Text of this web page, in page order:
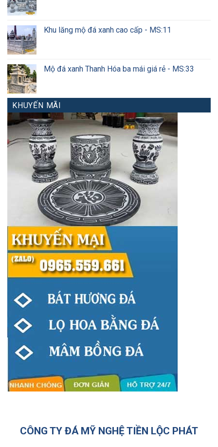
Khu lăng mộ đá xanh cao cấp - MS:11
Mộ đá xanh Thanh Hóa ba mái giá rẻ - MS:33
KHUYẾN MÃI
CÔNG TY ĐÁ MỸ NGHỆ TIỀN LỘC PHÁT